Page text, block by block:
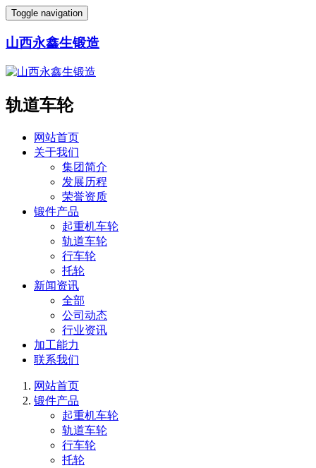
Toggle navigation
山西永鑫生锻造
轨道车轮
网站首页
关于我们
集团简介
发展历程
荣誉资质
锻件产品
起重机车轮
轨道车轮
行车轮
托轮
新闻资讯
全部
公司动态
行业资讯
加工能力
联系我们
网站首页
锻件产品
起重机车轮
轨道车轮
行车轮
托轮